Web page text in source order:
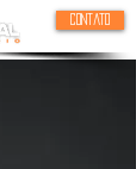
Contato